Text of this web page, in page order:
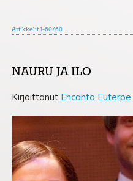
Artikkelit 1-60/60
NAURU JA ILO
Kirjoittanut Encanto Euterpe